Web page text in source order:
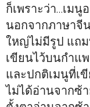
ก็เพราะว่า…เม
นอกจากภาษาจี
ใหญ่ไม่มีรูป แถ
เขียนไว้บนกำแ
และปกติเมนูที่เ
ไม่ได้อ่านจากซ้